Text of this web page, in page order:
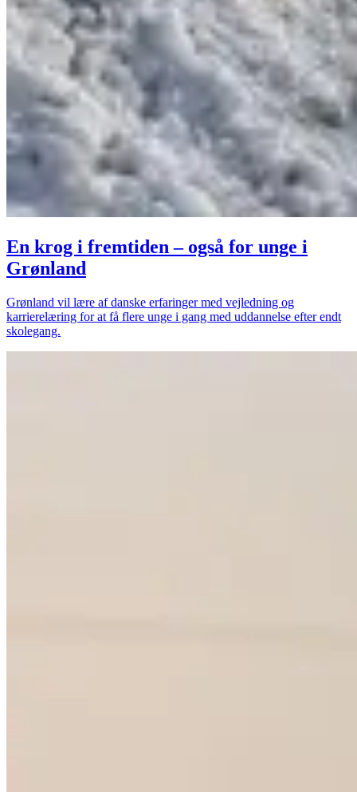
En krog i fremtiden – også for unge i
Grønland
Grønland vil lære af danske erfaringer med vejledning og
karrierelæring for at få flere unge i gang med uddannelse efter endt
skolegang.